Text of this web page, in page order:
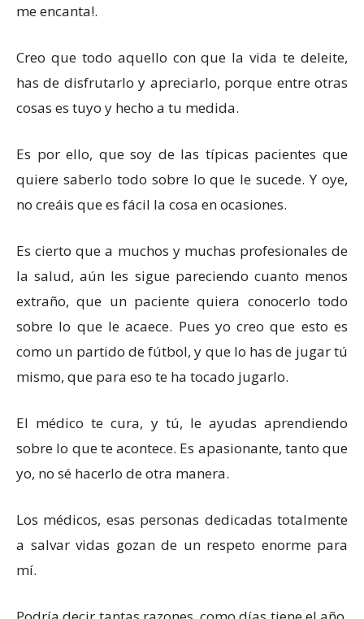
me encanta!.
Creo que todo aquello con que la vida te deleite,
has de disfrutarlo y apreciarlo, porque entre otras
cosas es tuyo y hecho a tu medida.
Es por ello, que soy de las típicas pacientes que
quiere saberlo todo sobre lo que le sucede. Y oye,
no creáis que es fácil la cosa en ocasiones.
Es cierto que a muchos y muchas profesionales de
la salud, aún les sigue pareciendo cuanto menos
extraño, que un paciente quiera conocerlo todo
sobre lo que le acaece. Pues yo creo que esto es
como un partido de fútbol, y que lo has de jugar tú
mismo, que para eso te ha tocado jugarlo.
El médico te cura, y tú, le ayudas aprendiendo
sobre lo que te acontece. Es apasionante, tanto que
yo, no sé hacerlo de otra manera.
Los médicos, esas personas dedicadas totalmente
a salvar vidas gozan de un respeto enorme para
mí.